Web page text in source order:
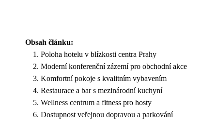
Obsah článku:
Poloha hotelu v blízkosti centra Prahy
Moderní konferenční zázemí pro obchodní akce
Komfortní pokoje s kvalitním vybavením
Restaurace a bar s mezinárodní kuchyní
Wellness centrum a fitness pro hosty
Dostupnost veřejnou dopravou a parkování